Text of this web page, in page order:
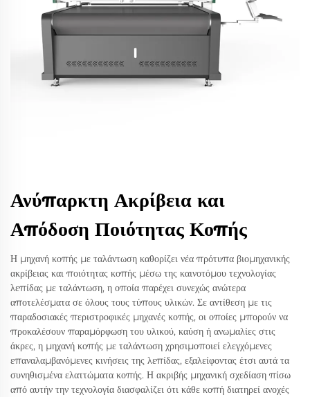
Ανύπαρκτη Ακρίβεια και
Απόδοση Ποιότητας Κοπής
Η μηχανή κοπής με ταλάντωση καθορίζει νέα πρότυπα βιομηχανικής
ακρίβειας και ποιότητας κοπής μέσω της καινοτόμου τεχνολογίας
λεπίδας με ταλάντωση, η οποία παρέχει συνεχώς ανώτερα
αποτελέσματα σε όλους τους τύπους υλικών. Σε αντίθεση με τις
παραδοσιακές περιστροφικές μηχανές κοπής, οι οποίες μπορούν να
προκαλέσουν παραμόρφωση του υλικού, καύση ή ανωμαλίες στις
άκρες, η μηχανή κοπής με ταλάντωση χρησιμοποιεί ελεγχόμενες
επαναλαμβανόμενες κινήσεις της λεπίδας, εξαλείφοντας έτσι αυτά τα
συνηθισμένα ελαττώματα κοπής. Η ακριβής μηχανική σχεδίαση πίσω
από αυτήν την τεχνολογία διασφαλίζει ότι κάθε κοπή διατηρεί ανοχές